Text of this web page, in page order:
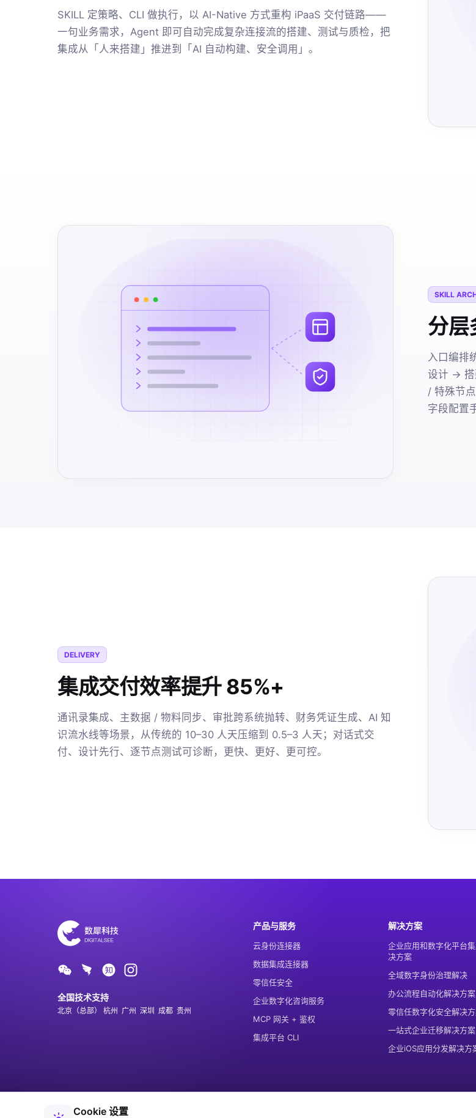
SKILL 定策略、CLI 做执行，以 AI-Native 方式重构 iPaaS 交付链路——
一句业务需求，Agent 即可自动完成复杂连接流的搭建、测试与质检，把
集成从「人来搭建」推进到「AI 自动构建、安全调用」。
SKILL
分层
入口编排
设计 → 搭
/ 特殊节
字段配置
DELIVERY
集成交付效率提升 85%+
通讯录集成、主数据 / 物料同步、审批跨系统抛转、财务凭证生成、AI 知
识流水线等场景，从传统的 10–30 人天压缩到 0.5–3 人天；对话式交
付、设计先行、逐节点测试可诊断，更快、更好、更可控。
Cookie 设置
全国技术支持
北京（总部） 杭州  广州  深圳  成都  贵州
产品与服务
云身份连接器
数据集成连接器
零信任安全
企业数字化咨询服务
MCP 网关 + 鉴权
集成平台 CLI
解决方案
企业应用和数字化平台
决方案
全域数字身份治理解决
办公流程自动化解决方案
零信任数字化安全解决
一站式企业迁移解决方案
企业iOS应用分发解决方